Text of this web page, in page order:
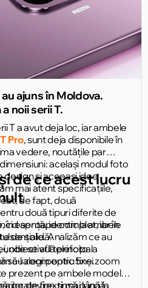
ajuns în Moldova.
noii serii T.
T a avut deja loc, iar ambele
Pro, sunt deja disponibile în
vedere, noutățile par
același modul foto
design și aceeași idee
mai atent specificațiile,
de fapt, două
două tipuri diferite de
aproape complet, iar în
Analizăm ce au
se află principala
să-l alegi pentru tine.
de ce acest lucru
esență, identic la ambele
de solidă.
obiectivul telefoto
cu zoom optic 5x și zoom
prezent pe ambele modele.
poate fi extinsă până la
devine și mai lungă.